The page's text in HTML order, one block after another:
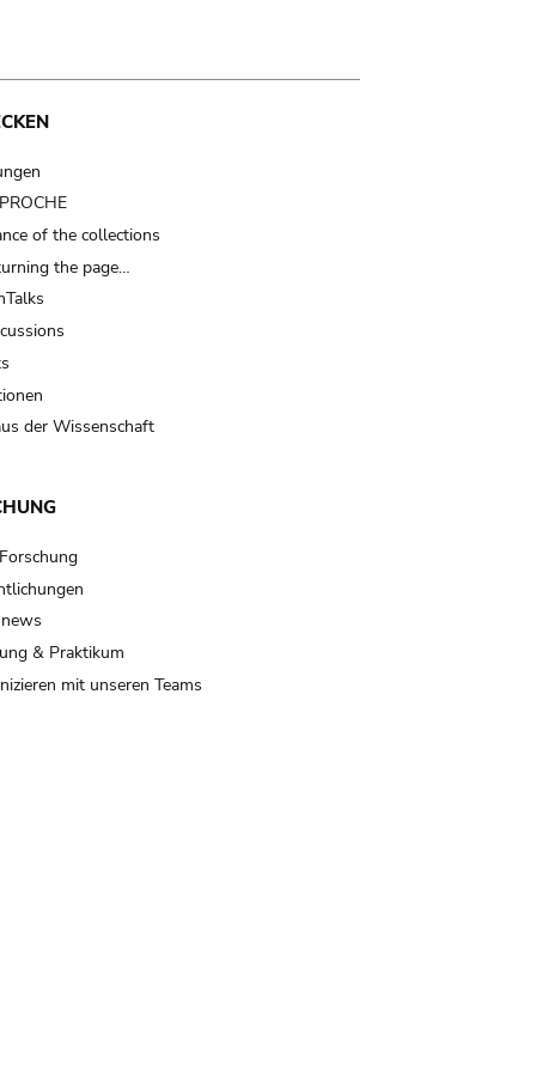
of the collections
the page…
der Wissenschaft
& Praktikum
mit unseren Teams